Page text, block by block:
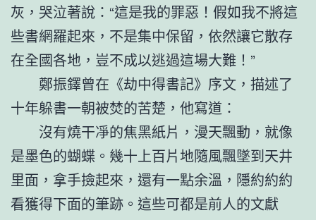
灰，哭泣著說：“這是我的罪惡！假如我不將這
些書網羅起來，不是集中保留，依然讓它散存
在全國各地，豈不成以逃過這場大難！”
鄭振鐸曾在《劫中得書記》序文，描述了
十年躲書一朝被焚的苦楚，他寫道：
沒有燒干凈的焦黑紙片，漫天飄動，就像
是墨色的蝴蝶。幾十上百片地隨風飄墜到天井
里面，拿手撿起來，還有一點余溫，隱約約約
看獲得下面的筆跡。這些可都是前人的文獻